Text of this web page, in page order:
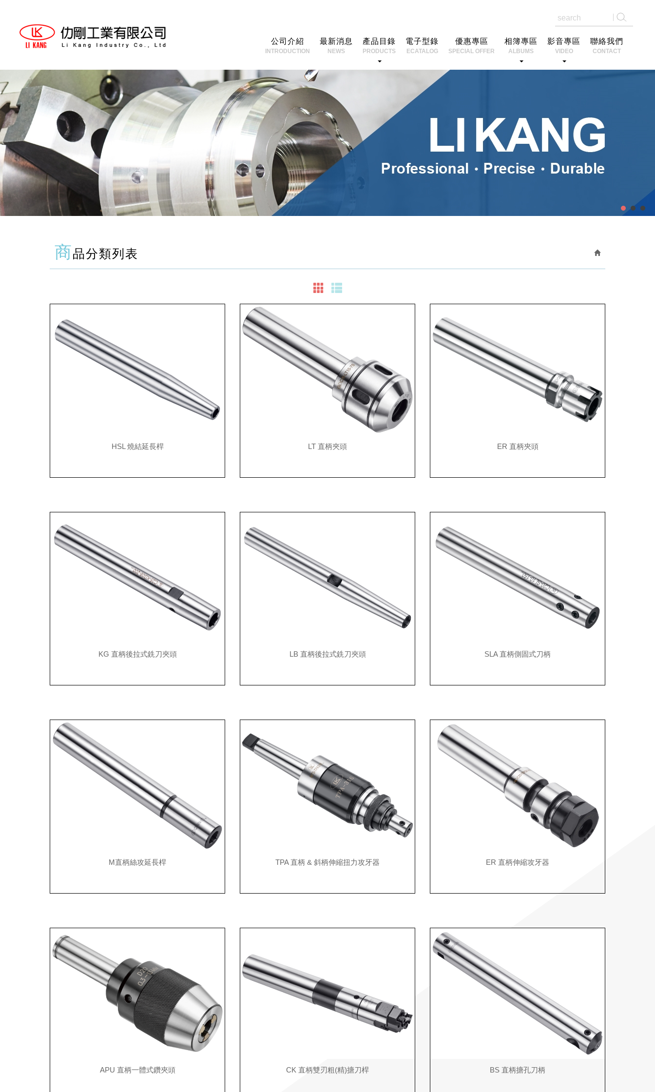
公司介紹
INTRODUCTION
最新消息
NEWS
產品目錄
PRODUCTS
電子型錄
ECATALOG
優惠專區
SPECIAL OFFER
相簿專區
ALBUMS
影音專區
VIDEO
聯絡我們
CONTACT
商品分類列表
HSL 燒結延長桿 LT 直柄夾頭 ER 直柄夾頭
KG 直柄後拉式銑刀夾頭 LB 直柄後拉式銑刀夾頭 SLA 直柄側固式刀柄
M直柄絲攻延長桿 TPA 直柄 & 斜柄伸縮扭力攻牙器 ER 直柄伸縮攻牙器
APU 直柄一體式鑽夾頭 CK 直柄雙刃粗(精)搪刀桿 BS 直柄搪孔刀柄